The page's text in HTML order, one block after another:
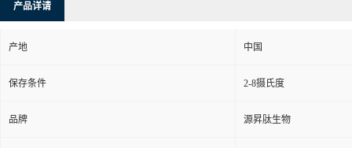
产品详请
产地 中国
保存条件 2-8摄氏度
品牌 源昇肽生物